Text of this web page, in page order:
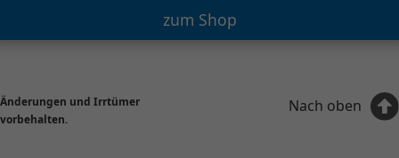
zum Shop
Änderungen und Irrtümer
vorbehalten.
Nach oben